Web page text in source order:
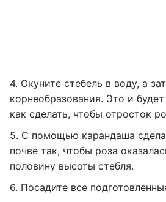
4. Окуните стебель в воду, а
корнеобразования. Это и
как сделать, чтобы отросток
5. С помощью карандаша
почве так, чтобы роза
половину высоты стебля.
6. Посадите все